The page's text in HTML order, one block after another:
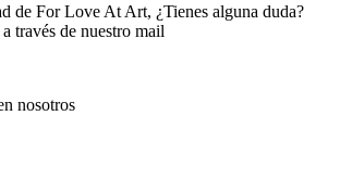
de For Love At Art, ¿Tienes alguna duda?
través de nuestro mail
nosotros